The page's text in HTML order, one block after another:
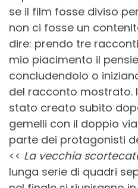
se il film fosse diviso
non ci fosse un
dire: prendo tre
mio piacimento il
concludendolo o
del racconto mostrato.
stato creato subito
gemelli con il doppio
parte dei protagonisti
<< La vecchia
lunga serie di quadri